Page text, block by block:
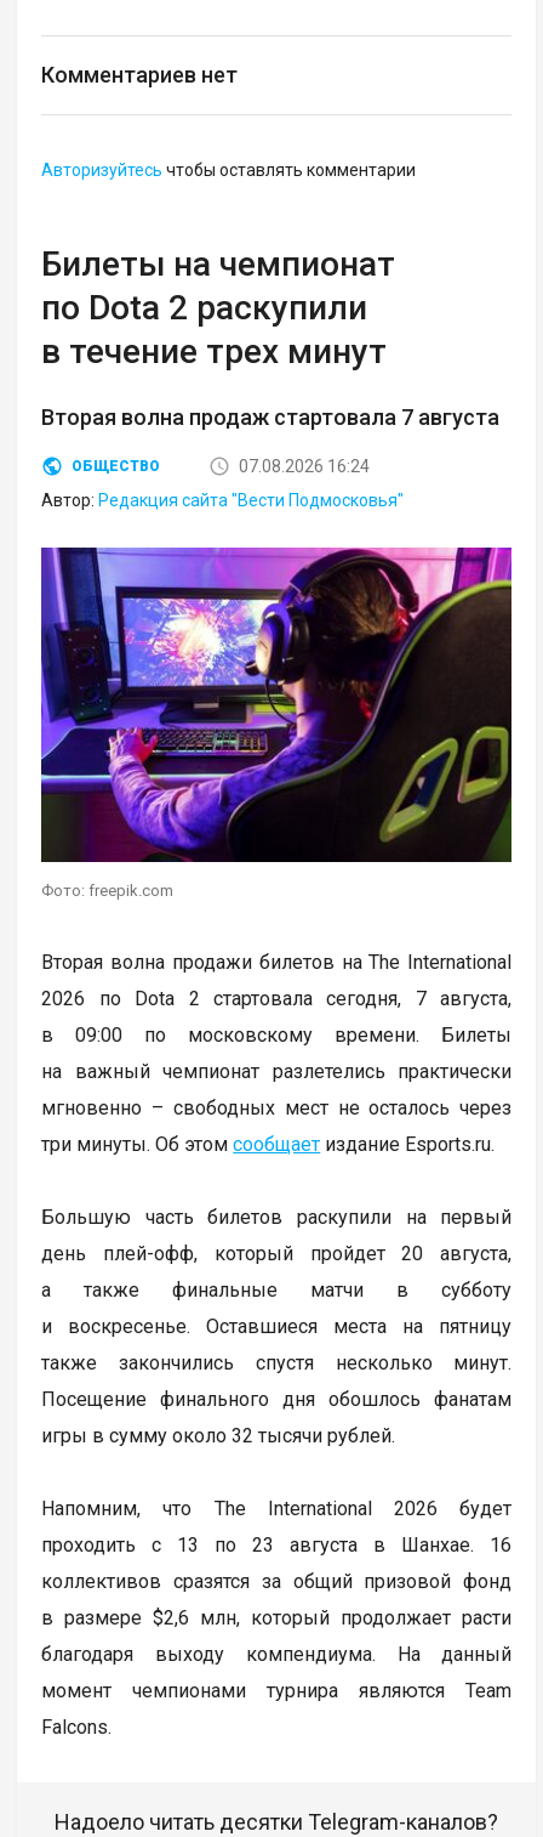
Комментариев нет
Авторизуйтесь чтобы оставлять комментарии
Билеты на чемпионат
по Dota 2 раскупили
в течение трех минут
Вторая волна продаж стартовала 7 августа
ОБЩЕСТВО
07.08.2026 16:24
Автор: Редакция сайта "Вести Подмосковья"
Фото: freepik.com
Вторая волна продажи билетов на The International
2026 по Dota 2 стартовала сегодня, 7 августа,
в 09:00 по московскому времени. Билеты
на важный чемпионат разлетелись практически
мгновенно – свободных мест не осталось через
три минуты. Об этомсообщает издание Esports.ru.
Большую часть билетов раскупили на первый
день плей-офф, который пройдет 20 августа,
а также финальные матчи в субботу
и воскресенье. Оставшиеся места на пятницу
также закончились спустя несколько минут.
Посещение финального дня обошлось фанатам
игры в сумму около 32 тысячи рублей.
Напомним, что The International 2026 будет
проходить с 13 по 23 августа в Шанхае. 16
коллективов сразятся за общий призовой фонд
в размере $2,6 млн, который продолжает расти
благодаря выходу компендиума. На данный
момент чемпионами турнира являются Team
Falcons.
Надоело читать десятки Telegram-каналов?